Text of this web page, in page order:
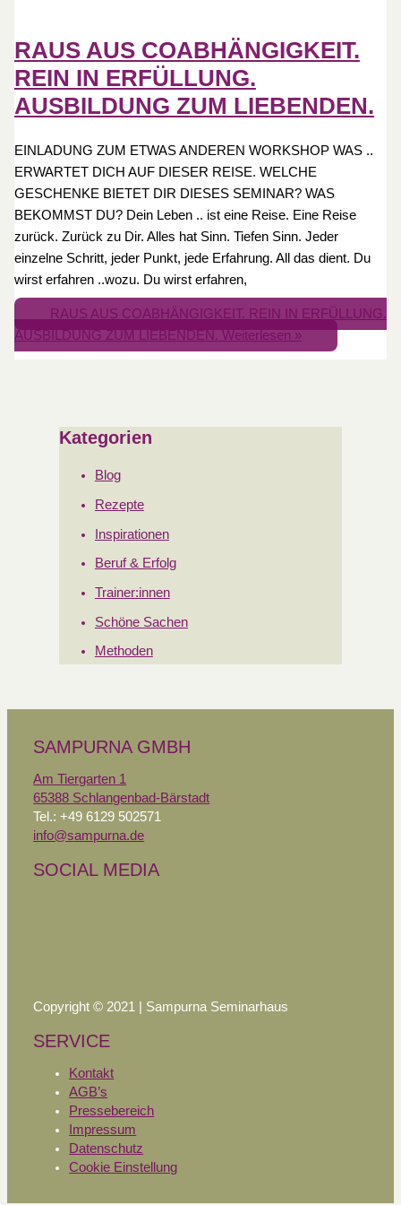
RAUS AUS COABHÄNGIGKEIT.
REIN IN ERFÜLLUNG.
AUSBILDUNG ZUM LIEBENDEN.
EINLADUNG ZUM ETWAS ANDEREN WORKSHOP WAS ..
ERWARTET DICH AUF DIESER REISE. WELCHE
GESCHENKE BIETET DIR DIESES SEMINAR? WAS
BEKOMMST DU? Dein Leben .. ist eine Reise. Eine Reise
zurück. Zurück zu Dir. Alles hat Sinn. Tiefen Sinn. Jeder
einzelne Schritt, jeder Punkt, jede Erfahrung. All das dient. Du
wirst erfahren ..wozu. Du wirst erfahren,
RAUS AUS COABHÄNGIGKEIT. REIN IN ERFÜLLUNG.
AUSBILDUNG ZUM LIEBENDEN. Weiterlesen »
Kategorien
Blog
Rezepte
Inspirationen
Beruf & Erfolg
Trainer:innen
Schöne Sachen
Methoden
SAMPURNA GMBH
Am Tiergarten 1
65388 Schlangenbad-Bärstadt
Tel.: +49 6129 502571
info@sampurna.de
SOCIAL MEDIA
Copyright © 2021 | Sampurna Seminarhaus
SERVICE
Kontakt
AGB’s
Pressebereich
Impressum
Datenschutz
Cookie Einstellung